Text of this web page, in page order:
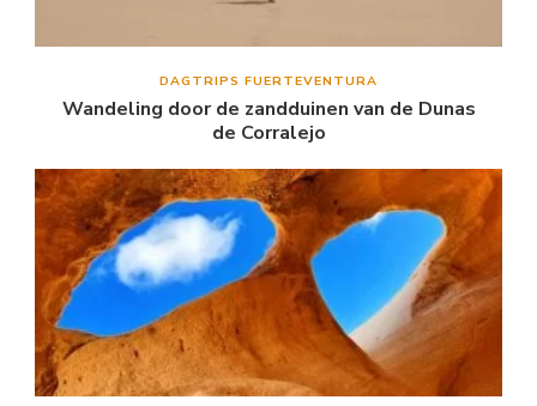
DAGTRIPS FUERTEVENTURA
Wandeling door de zandduinen van de Dunas
de Corralejo